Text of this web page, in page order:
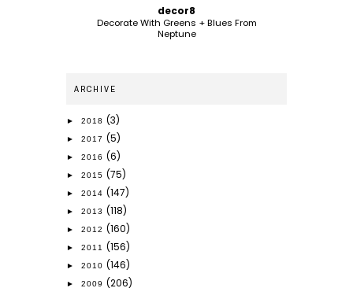
decor8
Decorate With Greens + Blues From
Neptune
ARCHIVE
► 2018 (3)
► 2017 (5)
► 2016 (6)
► 2015 (75)
► 2014 (147)
► 2013 (118)
► 2012 (160)
► 2011 (156)
► 2010 (146)
► 2009 (206)